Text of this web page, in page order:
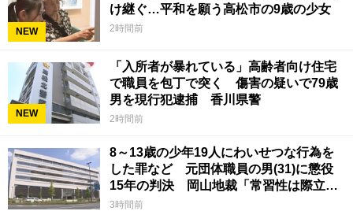
NEW
け継ぐ…平和を願う高松市の9歳の少女
2時間前
NEW
「入所者が暴れている」高齢者向け住宅
で職員を包丁で突く 傷害の疑いで79歳
男を現行犯逮捕 香川県警
2時間前
8～13歳の少年19人にわいせつな行為を
した罪など 元団体職員の男(31)に懲役
15年の判決 岡山地裁「常習性は際立っ
ていて被害結果も非常に重い」
3時間前